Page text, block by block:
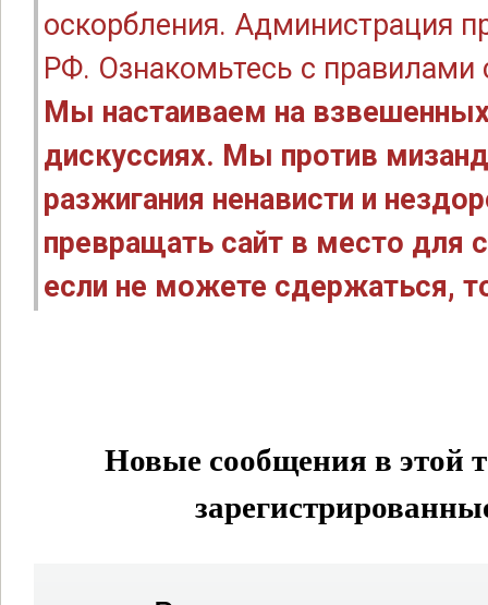
оскорбления. Администрация
РФ. Ознакомьтесь с правилами
Мы настаиваем на
дискуссиях. Мы против
разжигания ненависти и
превращать сайт в место для
если не можете сдержаться,
Новые сообщения в этой